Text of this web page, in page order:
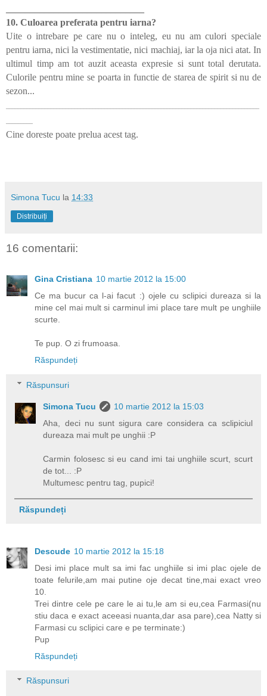
10. Culoarea preferata pentru iarna?
Uite o intrebare pe care nu o inteleg, eu nu am culori speciale
pentru iarna, nici la vestimentatie, nici machiaj, iar la oja nici atat. In
ultimul timp am tot auzit aceasta expresie si sunt total derutata.
Culorile pentru mine se poarta in functie de starea de spirit si nu de
sezon...
Cine doreste poate prelua acest tag.
Simona Tucu la 14:33
Distribuiți
16 comentarii:
Gina Cristiana 10 martie 2012 la 15:00
Ce ma bucur ca l-ai facut :) ojele cu sclipici dureaza si la
mine cel mai mult si carminul imi place tare mult pe unghiile
scurte.
Te pup. O zi frumoasa.
Răspundeți
Răspunsuri
Simona Tucu
10 martie 2012 la 15:03
Aha, deci nu sunt sigura care considera ca sclipiciul
dureaza mai mult pe unghii :P
Carmin folosesc si eu cand imi tai unghiile scurt, scurt
de tot... :P
Multumesc pentru tag, pupici!
Răspundeți
Descude 10 martie 2012 la 15:18
Desi imi place mult sa imi fac unghiile si imi plac ojele de
toate felurile,am mai putine oje decat tine,mai exact vreo
10.
Trei dintre cele pe care le ai tu,le am si eu,cea Farmasi(nu
stiu daca e exact aceeasi nuanta,dar asa pare),cea Natty si
Farmasi cu sclipici care e pe terminate:)
Pup
Răspundeți
Răspunsuri